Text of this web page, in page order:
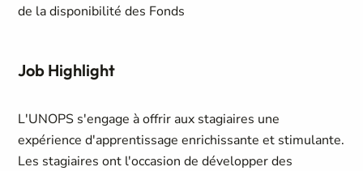
de la disponibilité des Fonds
Job Highlight
L'UNOPS s'engage à offrir aux stagiaires une
expérience d'apprentissage enrichissante et stimulante.
Les stagiaires ont l'occasion de développer des